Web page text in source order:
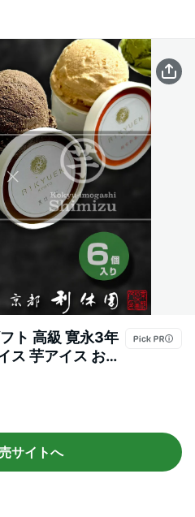
ト 高級 寛永3年
ス 芋アイス お茶
ラボアイス×2個
日 お中元 贈り
直送 R-ICE-39
サイトへ